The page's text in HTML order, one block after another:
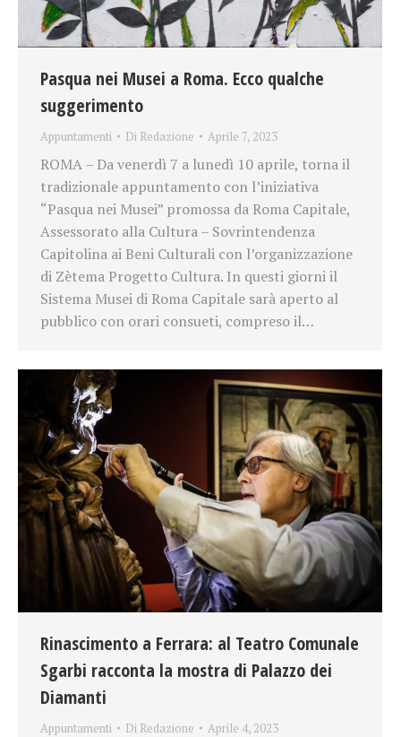
Pasqua nei Musei a Roma. Ecco qualche
suggerimento
Appuntamenti Di Redazione Aprile 7, 2023
ROMA – Da venerdì 7 a lunedì 10 aprile, torna il
tradizionale appuntamento con l’iniziativa
“Pasqua nei Musei” promossa da Roma Capitale,
Assessorato alla Cultura – Sovrintendenza
Capitolina ai Beni Culturali con l’organizzazione
di Zètema Progetto Cultura. In questi giorni il
Sistema Musei di Roma Capitale sarà aperto al
pubblico con orari consueti, compreso il…
Rinascimento a Ferrara: al Teatro Comunale
Sgarbi racconta la mostra di Palazzo dei
Diamanti
Appuntamenti Di Redazione Aprile 4, 2023